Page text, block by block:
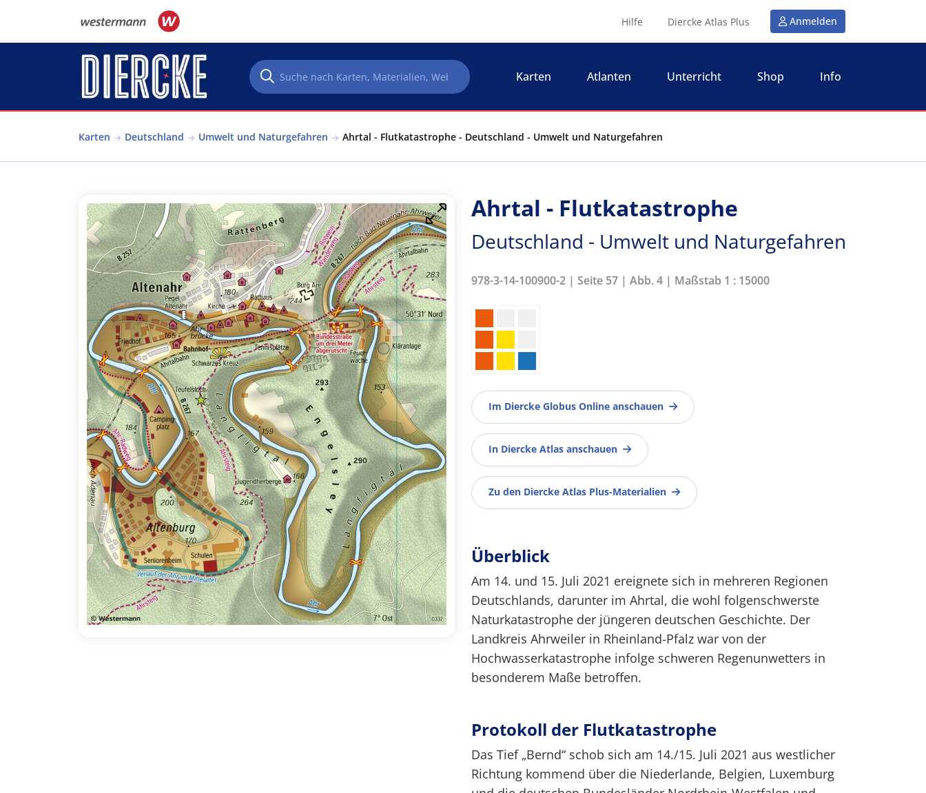
Hilfe Diercke Atlas Plus Anmelden
Karten Atlanten Unterricht Shop Info
Karten Deutschland Umwelt und Naturgefahren Ahrtal - Flutkatastrophe - Deutschland - Umwelt und Naturgefahren
Ahrtal - Flutkatastrophe
Deutschland - Umwelt und Naturgefahren
978-3-14-100900-2 | Seite 57 | Abb. 4 | Maßstab 1 : 15000
Im Diercke Globus Online anschauen
In Diercke Atlas anschauen
Zu den Diercke Atlas Plus-Materialien
Überblick
Am 14. und 15. Juli 2021 ereignete sich in mehreren Regionen
Deutschlands, darunter im Ahrtal, die wohl folgenschwerste
Naturkatastrophe der jüngeren deutschen Geschichte. Der
Landkreis Ahrweiler in Rheinland-Pfalz war von der
Hochwasserkatastrophe infolge schweren Regenunwetters in
besonderem Maße betroffen.
Protokoll der Flutkatastrophe
Das Tief „Bernd“ schob sich am 14./15. Juli 2021 aus westlicher
Richtung kommend über die Niederlande, Belgien, Luxemburg